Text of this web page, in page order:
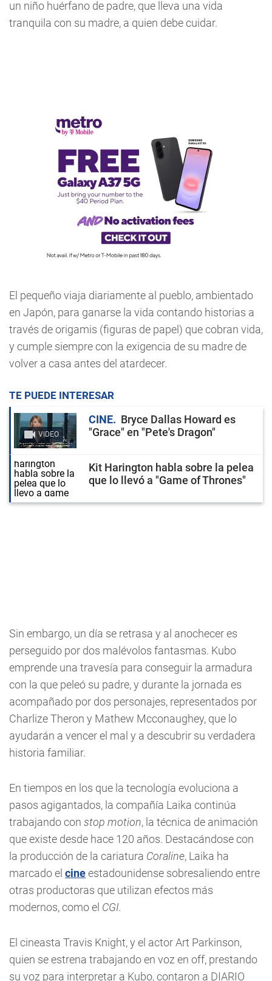
un niño huérfano de padre, que lleva una vida
tranquila con su madre, a quien debe cuidar.
El pequeño viaja diariamente al pueblo, ambientado
en Japón, para ganarse la vida contando historias a
través de origamis (figuras de papel) que cobran vida,
y cumple siempre con la exigencia de su madre de
volver a casa antes del atardecer.
TE PUEDE INTERESAR
VIDEO
CINE
Bryce Dallas Howard es
"Grace" en "Pete's Dragon"
Kit Harington habla sobre la pelea
que lo llevó a "Game of Thrones"
Sin embargo, un día se retrasa y al anochecer es
perseguido por dos malévolos fantasmas. Kubo
emprende una travesía para conseguir la armadura
con la que peleó su padre, y durante la jornada es
acompañado por dos personajes, representados por
Charlize Theron y Mathew Mcconaughey, que lo
ayudarán a vencer el mal y a descubrir su verdadera
historia familiar.
En tiempos en los que la tecnología evoluciona a
pasos agigantados, la compañía Laika continúa
trabajando con stop motion, la técnica de animación
que existe desde hace 120 años. Destacándose con
la producción de la cariatura Coraline, Laika ha
marcado el cineestadounidense sobresaliendo entre
otras productoras que utilizan efectos más
modernos, como el CGI.
El cineasta Travis Knight, y el actor Art Parkinson,
quien se estrena trabajando en voz en off, prestando
su voz para interpretar a Kubo, contaron a DIARIO